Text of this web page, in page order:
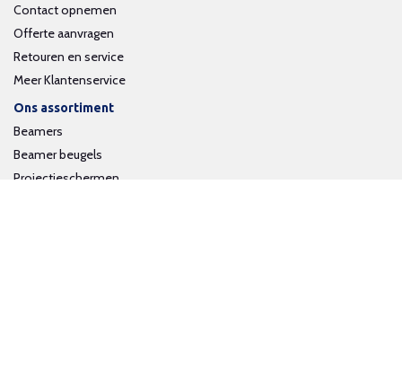
Contact opnemen
Offerte aanvragen
Retouren en service
Meer Klantenservice
Ons assortiment
Beamers
Beamer beugels
Projectieschermen